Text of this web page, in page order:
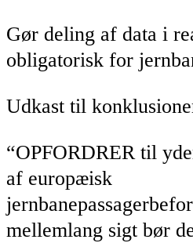
Gør deling af data i
obligatorisk for
Udkast til
“OPFORDRER til
af europæisk
mellemlang sigt bør